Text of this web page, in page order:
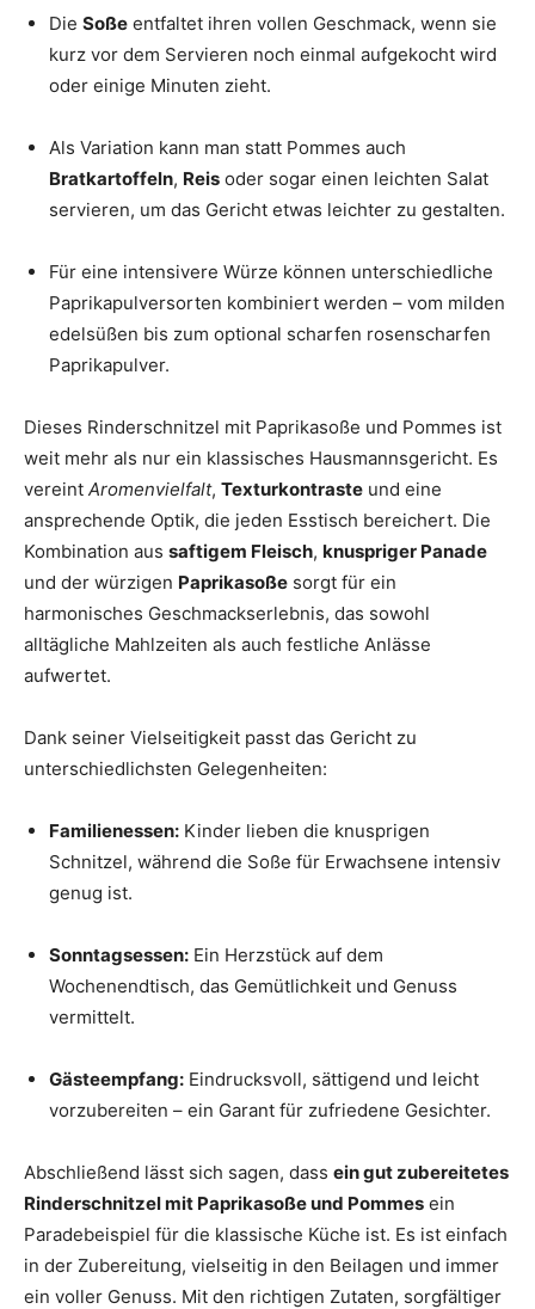
Die Soße entfaltet ihren vollen Geschmack, wenn sie
kurz vor dem Servieren noch einmal aufgekocht wird
oder einige Minuten zieht.
Als Variation kann man statt Pommes auch
Bratkartoffeln, Reis oder sogar einen leichten Salat
servieren, um das Gericht etwas leichter zu gestalten.
Für eine intensivere Würze können unterschiedliche
Paprikapulversorten kombiniert werden – vom milden
edelsüßen bis zum optional scharfen rosenscharfen
Paprikapulver.
Dieses Rinderschnitzel mit Paprikasoße und Pommes ist
weit mehr als nur ein klassisches Hausmannsgericht. Es
vereint Aromenvielfalt, Texturkontraste und eine
ansprechende Optik, die jeden Esstisch bereichert. Die
Kombination aus saftigem Fleisch, knuspriger Panade
und der würzigen Paprikasoße sorgt für ein
harmonisches Geschmackserlebnis, das sowohl
alltägliche Mahlzeiten als auch festliche Anlässe
aufwertet.
Dank seiner Vielseitigkeit passt das Gericht zu
unterschiedlichsten Gelegenheiten:
Familienessen: Kinder lieben die knusprigen
Schnitzel, während die Soße für Erwachsene intensiv
genug ist.
Sonntagsessen: Ein Herzstück auf dem
Wochenendtisch, das Gemütlichkeit und Genuss
vermittelt.
Gästeempfang: Eindrucksvoll, sättigend und leicht
vorzubereiten – ein Garant für zufriedene Gesichter.
Abschließend lässt sich sagen, dass ein gut zubereitetes
Rinderschnitzel mit Paprikasoße und Pommes ein
Paradebeispiel für die klassische Küche ist. Es ist einfach
in der Zubereitung, vielseitig in den Beilagen und immer
ein voller Genuss. Mit den richtigen Zutaten, sorgfältiger